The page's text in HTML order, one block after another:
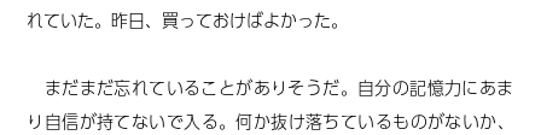
れていた。昨日、買っておけばよかった。
まだまだ忘れていることがありそうだ。自分の記憶力にあま
り自信が持てないで入る。何か抜け落ちているものがないか、